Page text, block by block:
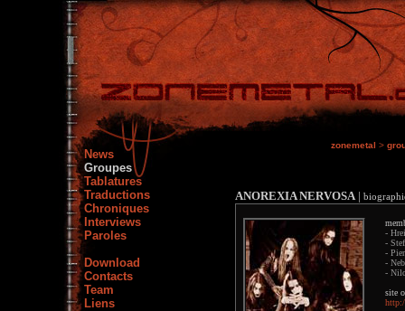
News
Groupes
Tablatures
Traductions
Chroniques
Interviews
Paroles
Download
Contacts
Team
Liens
zonemetal >
ANOREXIA NERVOSA|
-
-
-
-
-
site